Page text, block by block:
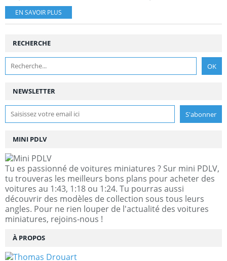
EN SAVOIR PLUS
NEWSLETTER
RECHERCHE
MINI PDLV
Tu es passionné de voitures miniatures ? Sur mini PDLV,
tu trouveras les meilleurs bons plans pour acheter des
voitures au 1:43, 1:18 ou 1:24. Tu pourras aussi
découvrir des modèles de collection sous tous leurs
angles. Pour ne rien louper de l'actualité des voitures
miniatures, rejoins-nous !
À PROPOS